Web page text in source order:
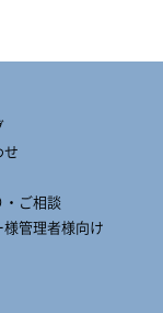
せ
・ご相談
様管理者様向け